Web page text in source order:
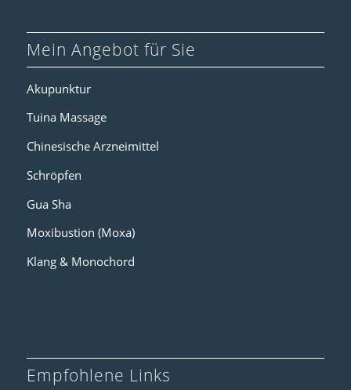
Mein Angebot für Sie
Akupunktur
Tuina Massage
Chinesische Arzneimittel
Schröpfen
Gua Sha
Moxibustion (Moxa)
Klang & Monochord
Empfohlene Links